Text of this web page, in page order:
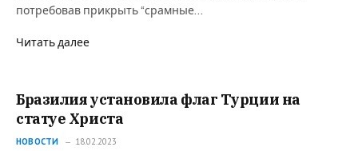
потребовав прикрыть “срамные…
Читать далее
Бразилия установила флаг Турции на
статуе Христа
НОВОСТИ 18.02.2023